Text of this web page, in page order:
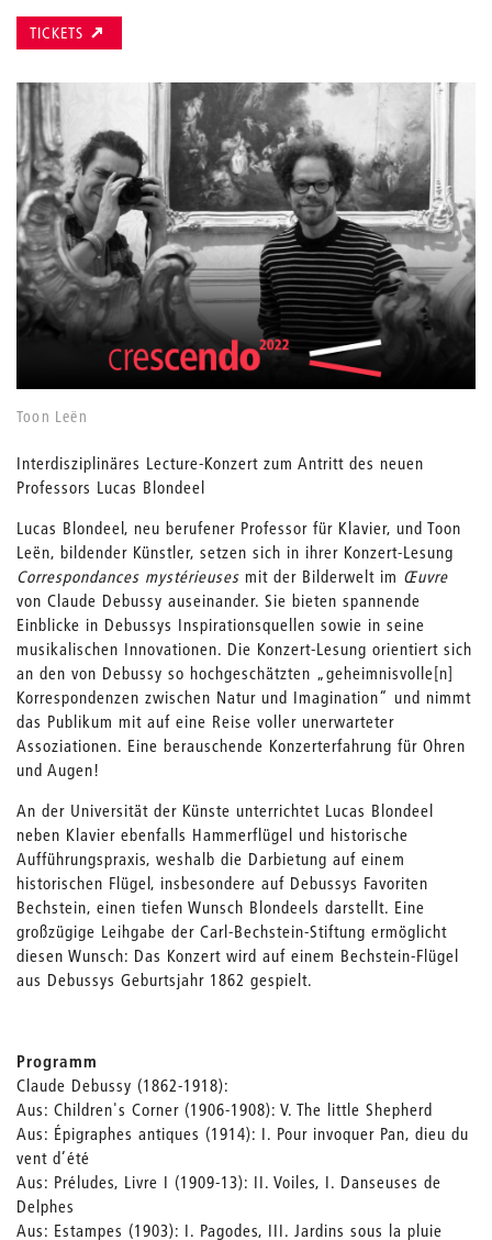
TICKETS
Toon Leën
Interdisziplinäres Lecture-Konzert zum Antritt des neuen
Professors Lucas Blondeel
Lucas Blondeel, neu berufener Professor für Klavier, und Toon
Leën, bildender Künstler, setzen sich in ihrer Konzert-Lesung
Correspondances mystérieuses mit der Bilderwelt im Œuvre
von Claude Debussy auseinander. Sie bieten spannende
Einblicke in Debussys Inspirationsquellen sowie in seine
musikalischen Innovationen. Die Konzert-Lesung orientiert sich
an den von Debussy so hochgeschätzten „geheimnisvolle[n]
Korrespondenzen zwischen Natur und Imagination“ und nimmt
das Publikum mit auf eine Reise voller unerwarteter
Assoziationen. Eine berauschende Konzerterfahrung für Ohren
und Augen!
An der Universität der Künste unterrichtet Lucas Blondeel
neben Klavier ebenfalls Hammerflügel und historische
Aufführungspraxis, weshalb die Darbietung auf einem
historischen Flügel, insbesondere auf Debussys Favoriten
Bechstein, einen tiefen Wunsch Blondeels darstellt. Eine
großzügige Leihgabe der Carl-Bechstein-Stiftung ermöglicht
diesen Wunsch: Das Konzert wird auf einem Bechstein-Flügel
aus Debussys Geburtsjahr 1862 gespielt.
Programm
Claude Debussy (1862-1918):
Aus: Children's Corner (1906-1908): V. The little Shepherd
Aus: Épigraphes antiques (1914): I. Pour invoquer Pan, dieu du
vent d’été
Aus: Préludes, Livre I (1909-13): II. Voiles, I. Danseuses de
Delphes
Aus: Estampes (1903): I. Pagodes, III. Jardins sous la pluie